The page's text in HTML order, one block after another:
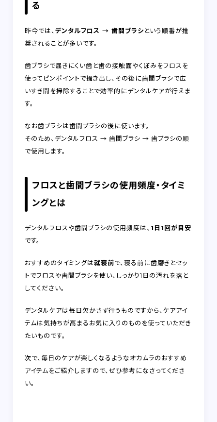
る
昨今では、 デンタルフロス → 歯間ブラシ という順番が推
奨されることが多いです。
歯ブラシで届きにくい歯と歯の接触面やくぼみをフロスを
使ってピンポイントで掻き出し、その後に歯間ブラシで広
いすき間を掃除することで効率的にデンタルケアが行えま
す。
なお歯ブラシは歯間ブラシの後に使います。
そのため、デンタルフロス → 歯間ブラシ → 歯ブラシの順
で使用します。
フロスと歯間ブラシの使用頻度・タイミ
ングとは
デンタルフロスや歯間ブラシの使用頻度は、 1日1回が目安
です。
おすすめのタイミングは就寝前で、寝る前に歯磨きとセッ
トでフロスや歯間ブラシを使い、しっかり1日の汚れを落と
してください。
デンタルケアは毎日欠かさず行うものですから、ケアアイ
テムは気持ちが高まるお気に入りのものを使っていただき
たいものです。
次で、毎日のケアが楽しくなるようなオカムラのおすすめ
アイテムをご紹介しますので、ぜひ参考になさってくださ
い。